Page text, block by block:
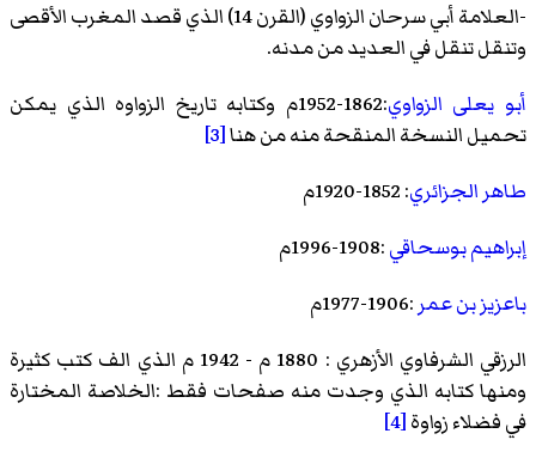
-العلامة أبي سرحان الزواوي (القرن 14) الذي قصد المغرب الأقصى
وتنقل تنقل في العديد من مدنه.
أبو يعلى الزواوي
:1862-1952م وكتابه تاريخ الزواوه الذي يمكن
تحميل النسخة المنقحة منه من هنا[3]
طاهر الجزائري: 1852-1920م
إبراهيم بوسحاقي:1908-1996م
باعزيز بن عمر :1906-1977م
الرزقي الشرفاوي
الأزهري : 1880 م - 1942 م الذي الف كتب كثيرة
ومنها كتابه الذي وجدت منه صفحات فقط :الخلاصة المختارة
في فضلاء زواوة[4]